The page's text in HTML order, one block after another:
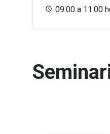
09:00 a 11:00